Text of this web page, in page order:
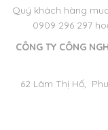
Quý khách hàng
0909 296 297
CÔNG TY CÔNG
62 Lâm Thị Hố,